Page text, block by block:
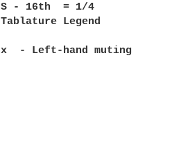
S - 16th  = 1/4
Tablature Legend
x  - Left-hand muting